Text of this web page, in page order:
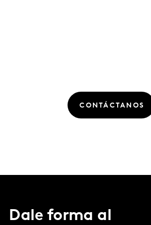
CONTÁCTANOS
Dale forma al